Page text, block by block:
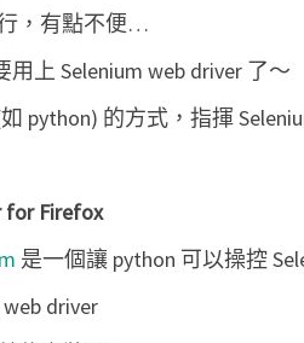
u
w
r
，有點不便…
上 Selenium web driver 了～
python) 的方式，指揮
for Firefox
是一個讓 python 可以操控
driver